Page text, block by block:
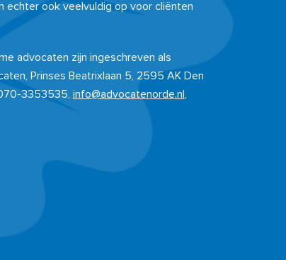
echter ook veelvuldig op voor cliënten
advocaten zijn ingeschreven als
Prinses Beatrixlaan 5, 2595 AK Den
3353535, info@advocatenorde.nl